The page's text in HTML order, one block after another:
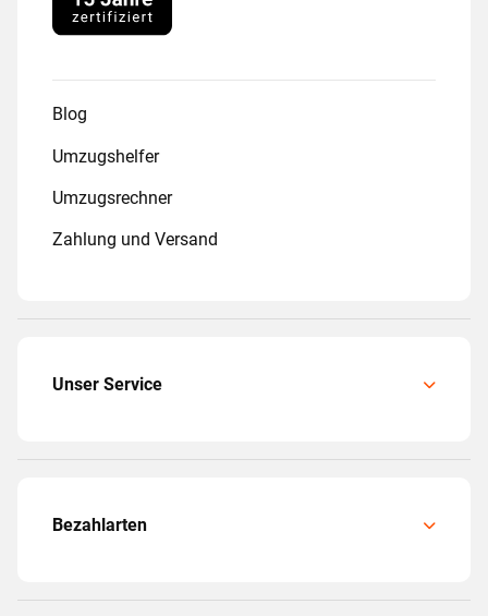
Blog
Umzugshelfer
Umzugsrechner
Zahlung und Versand
Unser Service
Bezahlarten